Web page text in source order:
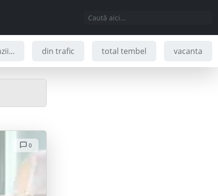
din trafic total tembel vacanta
0